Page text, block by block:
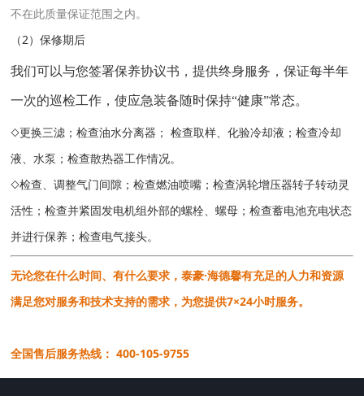
不在此质量保证范围之内。
（2）保修期后
我们可以与您签署保养协议书，提供终身服务，保证每半年
一次的巡检工作，使应急装备随时保持“健康”常态。
◇更换三滤；检查油水分离器； 检查取样、化验冷却液；检查冷却
液、水泵；检查散热器工作情况。
◇检查、调整气门间隙；检查燃油喷嘴；检查涡轮增压器转子转动灵
活性；检查并紧固发电机组外部的螺栓、螺母；检查蓄电池充电状态
并进行保养；检查电气接头。
无论您在什么时间、有什么要求，泰豪·海德馨有充足的人力和资源
满足您对服务和技术支持的需求，为您提供7×24小时服务。
全国售后服务热线： 400-105-9755